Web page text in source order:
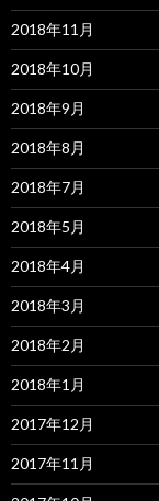
2018年11月
2018年10月
2018年9月
2018年8月
2018年7月
2018年5月
2018年4月
2018年3月
2018年2月
2018年1月
2017年12月
2017年11月